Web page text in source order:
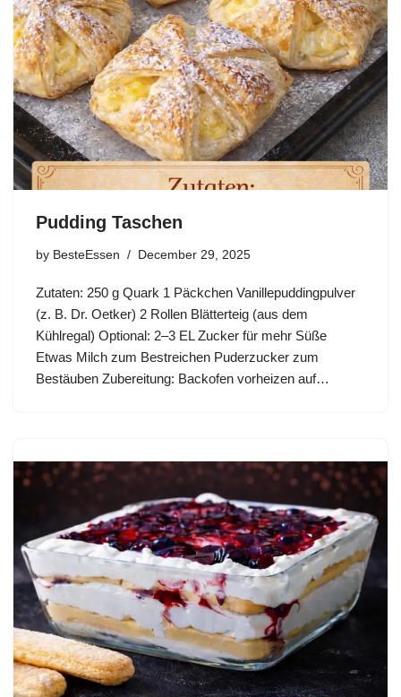
Pudding Taschen
by BesteEssen December 29, 2025
Zutaten: 250 g Quark 1 Päckchen Vanillepuddingpulver
(z. B. Dr. Oetker) 2 Rollen Blätterteig (aus dem
Kühlregal) Optional: 2–3 EL Zucker für mehr Süße
Etwas Milch zum Bestreichen Puderzucker zum
Bestäuben Zubereitung: Backofen vorheizen auf…